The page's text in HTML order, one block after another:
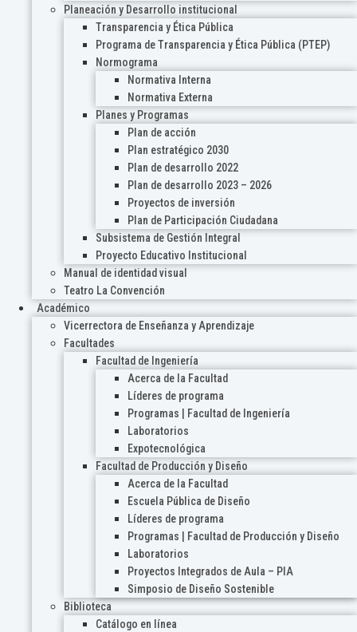
Planeación y Desarrollo institucional
Transparencia y Ética Pública
Programa de Transparencia y Ética Pública (PTEP)
Normograma
Normativa Interna
Normativa Externa
Planes y Programas
Plan de acción
Plan estratégico 2030
Plan de desarrollo 2022
Plan de desarrollo 2023 – 2026
Proyectos de inversión
Plan de Participación Ciudadana
Subsistema de Gestión Integral
Proyecto Educativo Institucional
Manual de identidad visual
Teatro La Convención
Académico
Vicerrectora de Enseñanza y Aprendizaje
Facultades
Facultad de Ingeniería
Acerca de la Facultad
Líderes de programa
Programas | Facultad de Ingeniería
Laboratorios
Expotecnológica
Facultad de Producción y Diseño
Acerca de la Facultad
Escuela Pública de Diseño
Líderes de programa
Programas | Facultad de Producción y Diseño
Laboratorios
Proyectos Integrados de Aula – PIA
Simposio de Diseño Sostenible
Biblioteca
Catálogo en línea